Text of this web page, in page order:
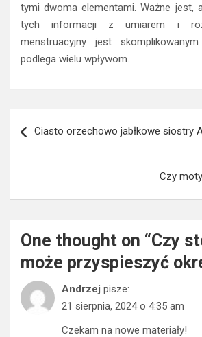
tymi dwoma elementami. Ważne jest,
tych informacji z umiarem i
menstruacyjny jest
podlega wielu wpływom.
wpisu
Ciasto orzechowo jabłkowe siostry
Czy
One thought on “Czy
może przyspieszyć
Andrzej pisze:
21 sierpnia, 2024 o 4:35 am
Czekam na nowe materiały!